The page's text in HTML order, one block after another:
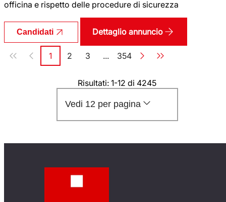
officina e rispetto delle procedure di sicurezza
Candidati Dettaglio annuncio
Paginazione
Pagina
1 Pagina
2 Pagina
3 ... Pagina
354
Risultati: 1-12 di 4245
Vedi 12 per pagina